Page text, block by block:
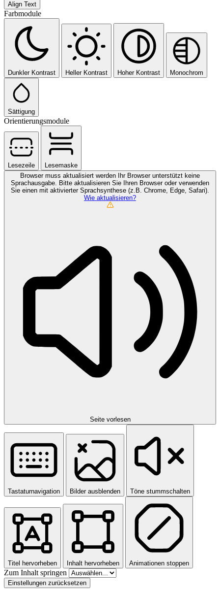
Align Text
Farbmodule
Dunkler Kontrast Heller Kontrast Hoher Kontrast Monochrom
Sättigung
Orientierungsmodule
Lesezeile
Lesemaske
Browser muss aktualisiert werden
Ihr Browser unterstützt keine
Sprachausgabe. Bitte aktualisieren Sie Ihren Browser oder verwenden
Sie einen mit aktivierter Sprachsynthese (z.B. Chrome, Edge, Safari).
Wie aktualisieren?
Seite vorlesen
Tastaturnavigation Bilder ausblenden Töne stummschalten
Titel hervorheben Inhalt hervorheben Animationen stoppen
Zum Inhalt springen
Einstellungen zurücksetzen